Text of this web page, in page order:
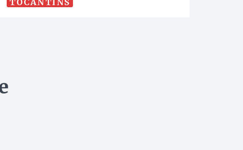
TOCANTINS